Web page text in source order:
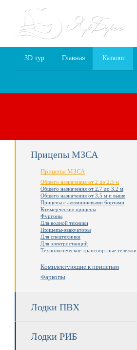
3D тур Главная Каталог
Прицепы МЗСА
Прицепы МЗСА
Общего назначения от 2 до 2,5 м
Общего назначения от 2,7 до 3,2 м
Общего назначения от 3,5 м и выше
Прицепы с алюминиевыми бортами
Коммерческие прицепы
Фургоны
Для водной техники
Прицепы-эвакуаторы
Для спецтехники
Для электростанций
Технологические транспортные тележки
Комплектующие к прицепам
Фаркопы
Лодки ПВХ
Лодки РИБ